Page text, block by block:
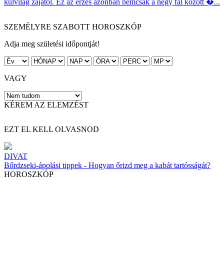
külvilág zajától. Ez az érzés azonban nemcsak a négy fal között �...
SZEMÉLYRE SZABOTT HOROSZKÓP
Adja meg születési időpontját!
VAGY
KÉREM AZ ELEMZÉST
EZT EL KELL OLVASNOD
DIVAT
Bőrdzseki-ápolási tippek - Hogyan őrizd meg a kabát tartósságát?
HOROSZKÓP